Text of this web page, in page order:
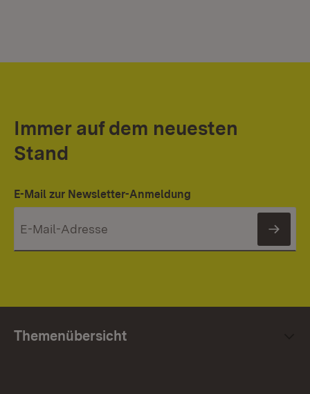
Immer auf dem neuesten
Stand
E-Mail zur Newsletter-Anmeldung
Themenübersicht